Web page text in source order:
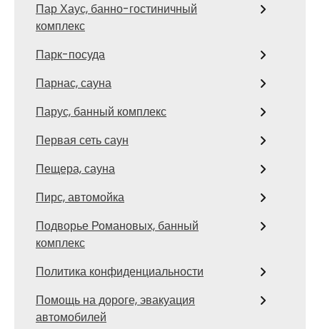
Пар Хаус, банно-гостиничный
комплекс
Парк-посуда
Парнас, сауна
Парус, банный комплекс
Первая сеть саун
Пещера, сауна
Пирс, автомойка
Подворье Романовых, банный
комплекс
Политика конфиденциальности
Помощь на дороге, эвакуация
автомобилей